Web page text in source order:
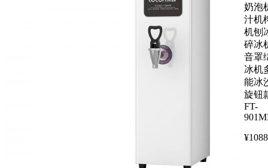
奶泡
汁机
机刨
碎冰
音罩
冰机
能冰
旋钮
FT-
¥